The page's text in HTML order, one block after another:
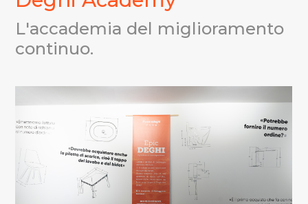
L'accademia del miglioramento
continuo.